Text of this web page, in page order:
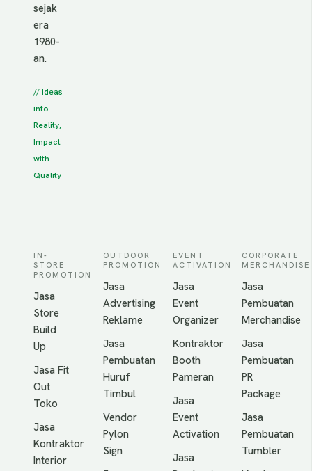
sejak
era
1980-
an.
// Ideas
into
Reality,
Impact
with
Quality
IN-
STORE
PROMOTION
Jasa
Store
Build
Up
Jasa Fit
Out
Toko
Jasa
Kontraktor
Interior
OUTDOOR
PROMOTION
Jasa
Advertising
Reklame
Jasa
Pembuatan
Huruf
Timbul
Vendor
Pylon
Sign
EVENT
ACTIVATION
Jasa
Event
Organizer
Kontraktor
Booth
Pameran
Jasa
Event
Activation
Jasa
CORPORATE
MERCHANDISE
Jasa
Pembuatan
Merchandise
Jasa
Pembuatan
PR
Package
Jasa
Pembuatan
Tumbler